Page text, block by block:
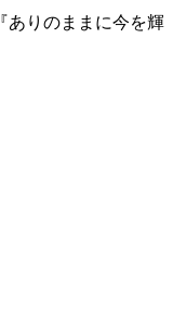
ありのままに今を輝